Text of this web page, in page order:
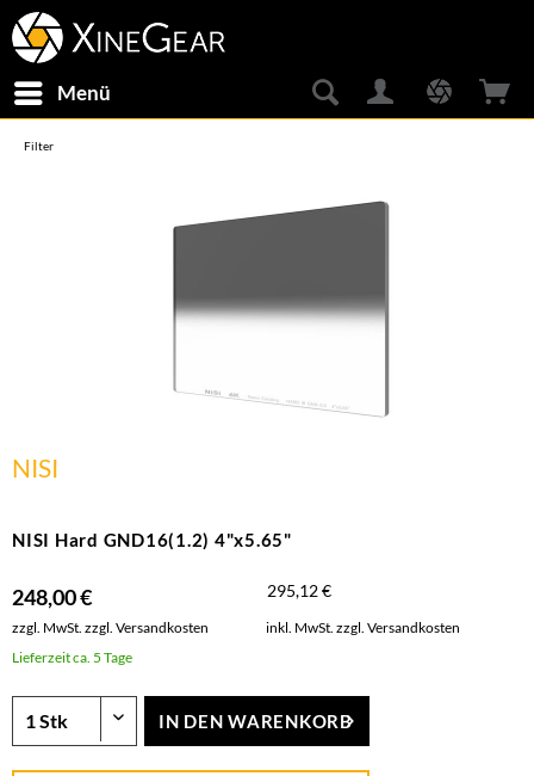
Menü
Filter
NISI
NISI Hard GND16(1.2) 4"x5.65"
248,00 € 295,12 €
zzgl. MwSt. zzgl. Versandkosten inkl. MwSt. zzgl. Versandkosten
Lieferzeit ca. 5 Tage
IN DEN WARENKORB